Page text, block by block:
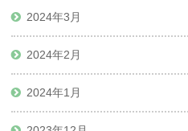
2024年3月
2024年2月
2024年1月